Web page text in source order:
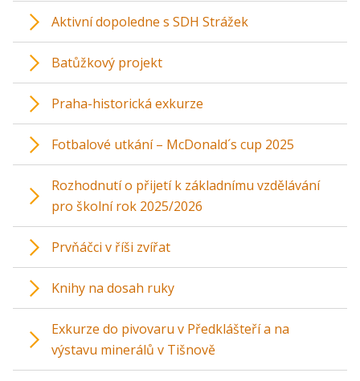
Aktivní dopoledne s SDH Strážek
Batůžkový projekt
Praha-historická exkurze
Fotbalové utkání – McDonald´s cup 2025
Rozhodnutí o přijetí k základnímu vzdělávání
pro školní rok 2025/2026
Prvňáčci v říši zvířat
Knihy na dosah ruky
Exkurze do pivovaru v Předklášteří a na
výstavu minerálů v Tišnově